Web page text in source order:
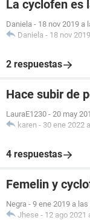
La cyclofen es
Daniela - 18 nov 2019 a
Daniela - 18 nov
2 respuestas
Hace subir de
LauraE1230 - 20 may
karen - 30 ene 2022
4 respuestas
Femelin y
Negra - 9 ene 2019 a las
Jhese - 12 ago 2021